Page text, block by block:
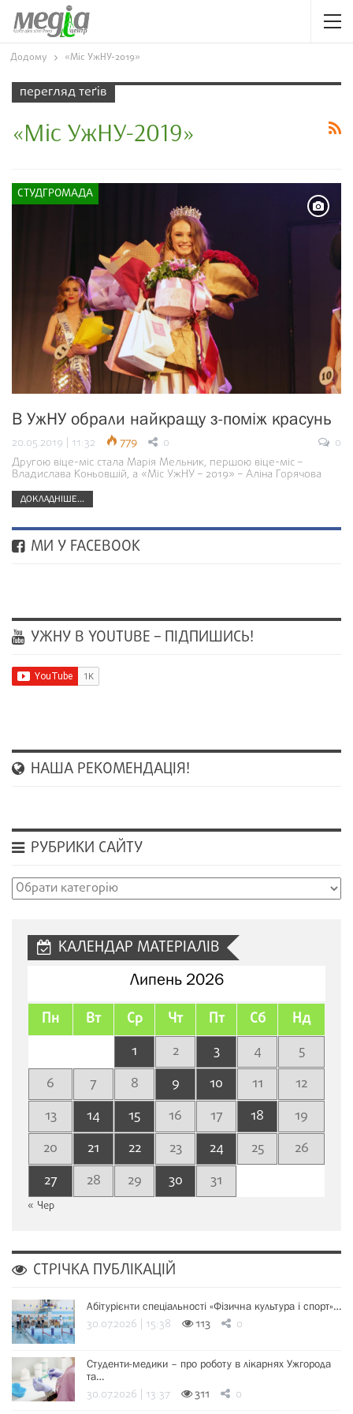
Додому «Міс УжНУ-2019»
перегляд теґів
«Міс УжНУ-2019»
СТУДГРОМАДА
В УжНУ обрали найкращу з-поміж красунь
20.05.2019 | 11:32 779 0
0
Другою віце-міс стала Марія Мельник, першою віце-міс –
Владислава Коньовшій, а «Міс УжНУ – 2019» – Аліна Горячова
ДОКЛАДНІШЕ...
МИ У FACEBOOK
УЖНУ В YOUTUBE – ПІДПИШИСЬ!
НАША РЕКОМЕНДАЦІЯ!
РУБРИКИ САЙТУ
Рубрики
КАЛЕНДАР МАТЕРІАЛІВ
Липень 2026
Пн Вт Ср Чт Пт Сб Нд
1 2 3 4
5
6
7 8 9 10 11
12
13
14 15 16 17 18
19
20
21 22 23 24 25
26
27
28 29 30 31
« Чер
СТРІЧКА ПУБЛІКАЦІЙ
Абітурієнти спеціальності «Фізична культура і спорт»…
30.07.2026 | 15:38 113 0
Студенти-медики – про роботу в лікарнях Ужгорода
та…
30.07.2026 | 13:37 311 0